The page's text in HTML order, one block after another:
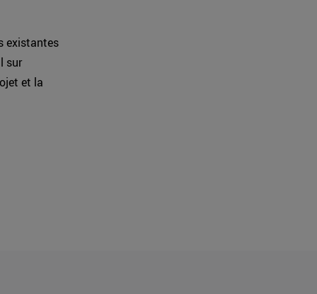
existantes
sur
et la